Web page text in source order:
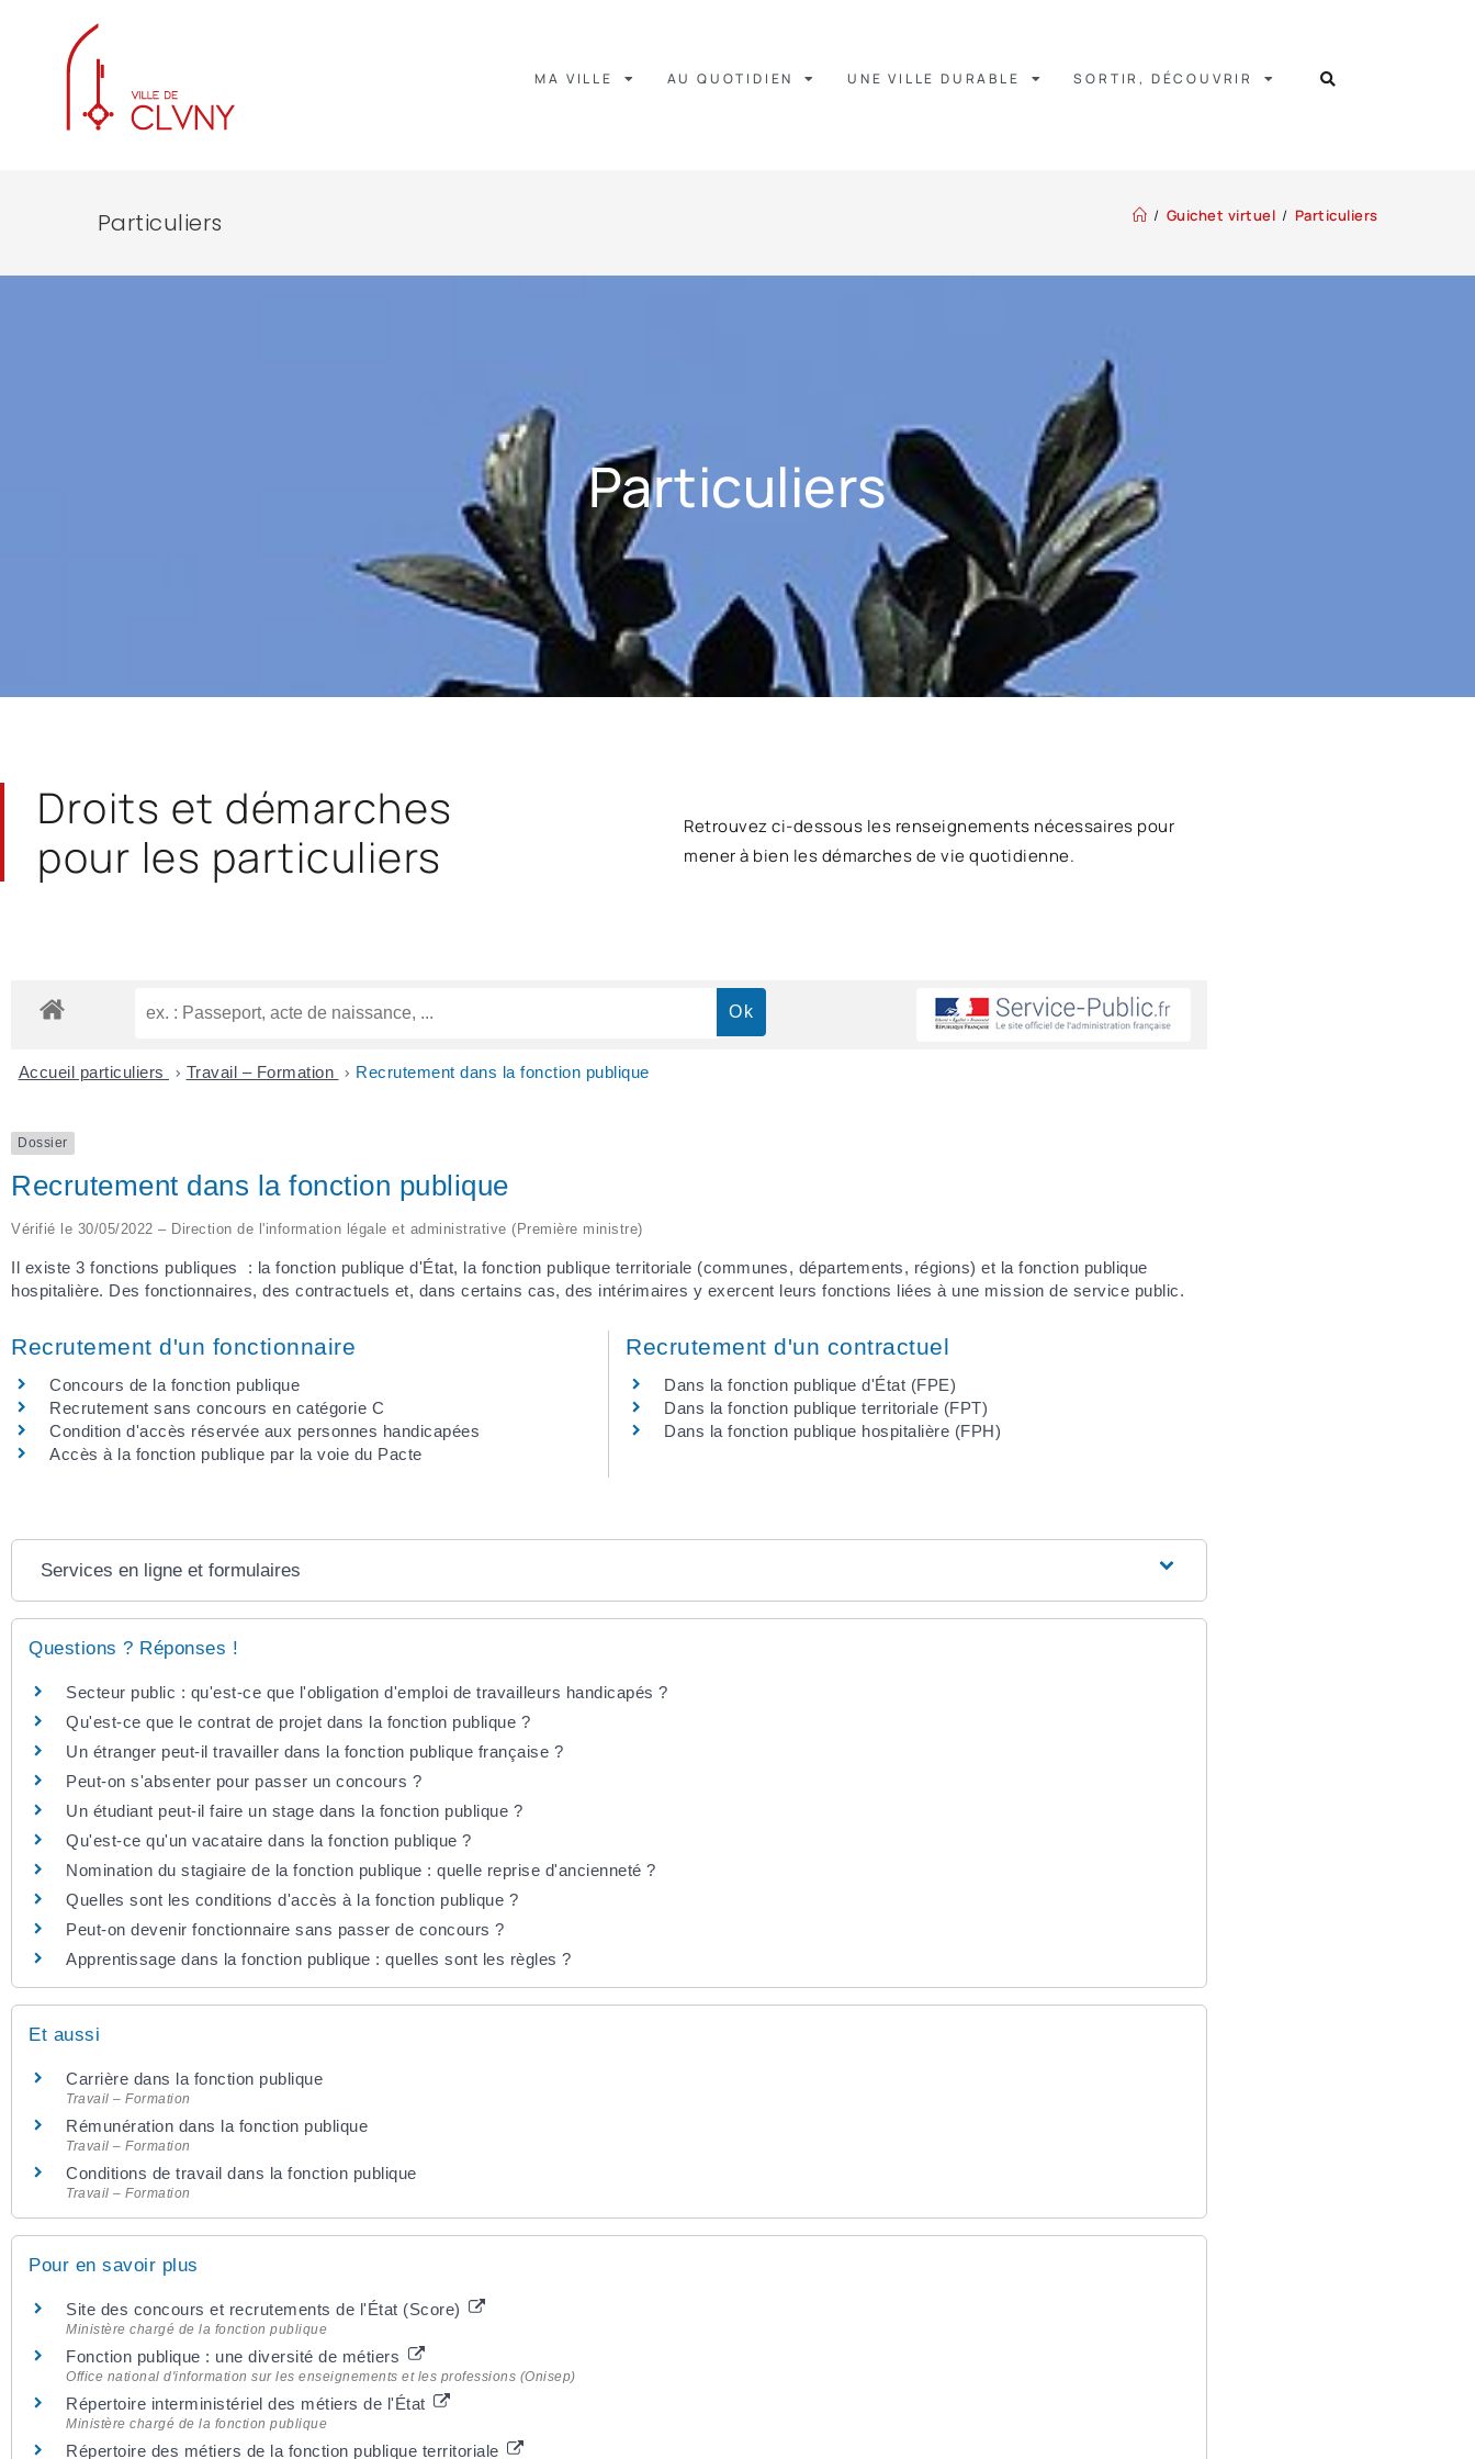
MA VILLE AU QUOTIDIEN UNE VILLE DURABLE SORTIR, DÉCOUVRIR
Particuliers / Guichet virtuel / Particuliers
Particuliers
Droits et démarches
pour les particuliers
Retrouvez ci-dessous les renseignements nécessaires pour
mener à bien les démarches de vie quotidienne.
Accueil particuliers > Travail – Formation > Recrutement dans la fonction publique
Dossier
Recrutement dans la fonction publique
Vérifié le 30/05/2022 – Direction de l'information légale et administrative (Première ministre)
Il existe 3 fonctions publiques : la fonction publique d'État, la fonction publique territoriale (communes, départements, régions) et la fonction publique
hospitalière. Des fonctionnaires, des contractuels et, dans certains cas, des intérimaires y exercent leurs fonctions liées à une mission de service public.
Recrutement d'un fonctionnaire
Concours de la fonction publique
Recrutement sans concours en catégorie C
Condition d'accès réservée aux personnes handicapées
Accès à la fonction publique par la voie du Pacte
Recrutement d'un contractuel
Dans la fonction publique d'État (FPE)
Dans la fonction publique territoriale (FPT)
Dans la fonction publique hospitalière (FPH)
Services en ligne et formulaires
Questions ? Réponses !
Secteur public : qu'est-ce que l'obligation d'emploi de travailleurs handicapés ?
Qu'est-ce que le contrat de projet dans la fonction publique ?
Un étranger peut-il travailler dans la fonction publique française ?
Peut-on s'absenter pour passer un concours ?
Un étudiant peut-il faire un stage dans la fonction publique ?
Qu'est-ce qu'un vacataire dans la fonction publique ?
Nomination du stagiaire de la fonction publique : quelle reprise d'ancienneté ?
Quelles sont les conditions d'accès à la fonction publique ?
Peut-on devenir fonctionnaire sans passer de concours ?
Apprentissage dans la fonction publique : quelles sont les règles ?
Et aussi
Carrière dans la fonction publique
Travail – Formation
Rémunération dans la fonction publique
Travail – Formation
Conditions de travail dans la fonction publique
Travail – Formation
Pour en savoir plus
Site des concours et recrutements de l'État (Score)
Ministère chargé de la fonction publique
Fonction publique : une diversité de métiers
Office national d'information sur les enseignements et les professions (Onisep)
Répertoire interministériel des métiers de l'État
Ministère chargé de la fonction publique
Répertoire des métiers de la fonction publique territoriale